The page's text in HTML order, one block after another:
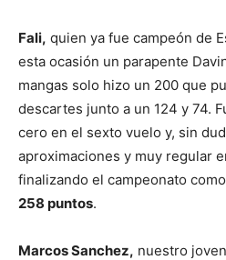
Fali, quien ya fue campeón de
esta ocasión un parapente
mangas solo hizo un 200 que
descartes junto a un 124 y 74.
cero en el sexto vuelo y, sin
aproximaciones y muy regular
finalizando el campeonato
258 puntos.
Marcos Sanchez, nuestro